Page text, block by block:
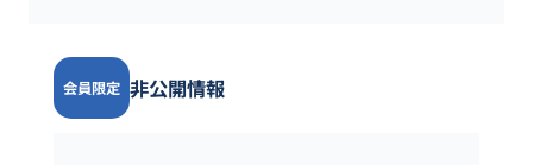
会員限定 非公開情報